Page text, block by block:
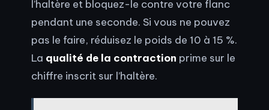
l’haltère et bloquez-le contre votre flanc
pendant une seconde. Si vous ne pouvez
pas le faire, réduisez le poids de 10 à 15 %.
La qualité de la contraction prime sur le
chiffre inscrit sur l’haltère.